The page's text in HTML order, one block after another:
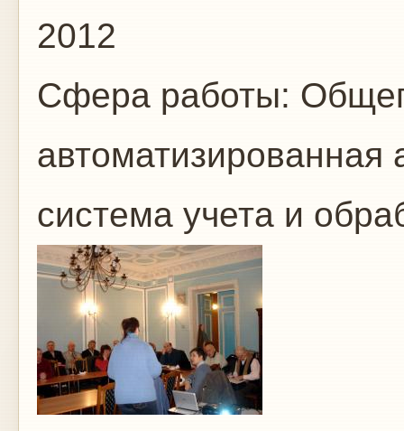
2012
Сфера работы:
автоматизированная
система учета и